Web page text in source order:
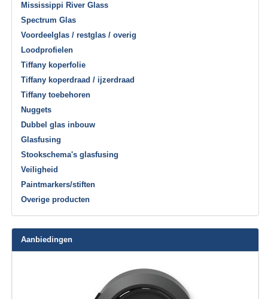
Mississippi River Glass
Spectrum Glas
Voordeelglas / restglas / overig
Loodprofielen
Tiffany koperfolie
Tiffany koperdraad / ijzerdraad
Tiffany toebehoren
Nuggets
Dubbel glas inbouw
Glasfusing
Stookschema's glasfusing
Veiligheid
Paintmarkers/stiften
Overige producten
Aanbiedingen